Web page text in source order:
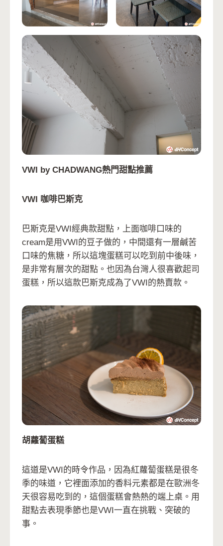
VWI by CHADWANG熱門甜點推薦
VWI 咖啡巴斯克
巴斯克是VWI經典款甜點，上面咖啡口味的
cream是用VWI的豆子做的，中間還有一層鹹苦
口味的焦糖，所以這塊蛋糕可以吃到前中後味，
是非常有層次的甜點。也因為台灣人很喜歡起司
蛋糕，所以這款巴斯克成為了VWI的熱賣款。
胡蘿蔔蛋糕
這道是VWI的時令作品，因為紅蘿蔔蛋糕是很冬
季的味道，它裡面添加的香料元素都是在歐洲冬
天很容易吃到的，這個蛋糕會熱熱的端上桌。用
甜點去表現季節也是VWI一直在挑戰、突破的
事。